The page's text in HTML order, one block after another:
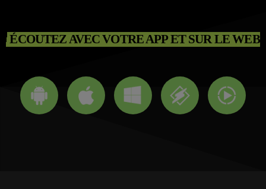
ÉCOUTEZ AVEC VOTRE APP ET SUR LE WEB